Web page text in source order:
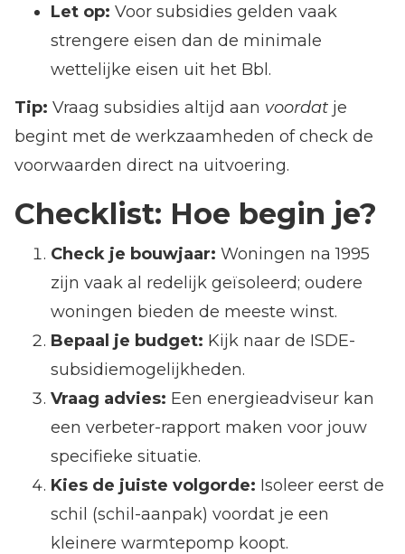
Let op: Voor subsidies gelden vaak
strengere eisen dan de minimale
wettelijke eisen uit het Bbl.
Tip: Vraag subsidies altijd aan voordat je
begint met de werkzaamheden of check de
voorwaarden direct na uitvoering.
Checklist: Hoe begin je?
Check je bouwjaar: Woningen na 1995
zijn vaak al redelijk geïsoleerd; oudere
woningen bieden de meeste winst.
Bepaal je budget: Kijk naar de ISDE-
subsidiemogelijkheden.
Vraag advies: Een energieadviseur kan
een verbeter-rapport maken voor jouw
specifieke situatie.
Kies de juiste volgorde: Isoleer eerst de
schil (schil-aanpak) voordat je een
kleinere warmtepomp koopt.